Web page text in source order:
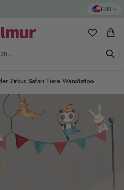
EUR
Meine
Zirkus Safari Tiere Wandtattoo